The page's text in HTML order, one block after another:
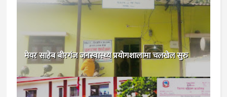
मेयर साहेब बीरगंज जनस्वास्थ्य प्रयाेगशालामा चलखेल सुरु